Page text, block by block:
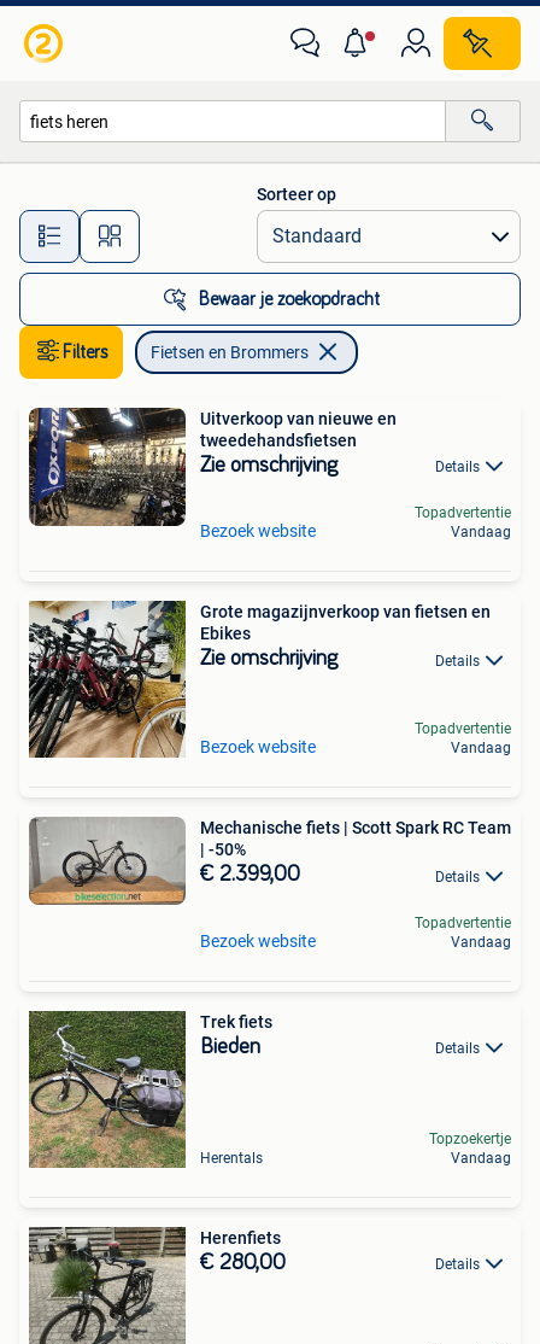
Alle afstanden…
Sorteer op
Bewaar je zoekopdracht
Filters Fietsen en Brommers
Uitverkoop van nieuwe en
tweedehandsfietsen
Zie omschrijving Details
Bezoek website
Topadvertentie
Vandaag
Grote magazijnverkoop van fietsen en
Ebikes
Zie omschrijving Details
Bezoek website
Topadvertentie
Vandaag
Mechanische fiets | Scott Spark RC Team
| -50%
€ 2.399,00 Details
Bezoek website
Topadvertentie
Vandaag
Trek fiets
Bieden Details
Herentals
Topzoekertje
Vandaag
Herenfiets
€ 280,00 Details